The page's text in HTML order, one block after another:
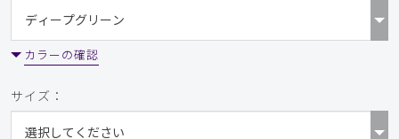
カラーの確認
サイズ：